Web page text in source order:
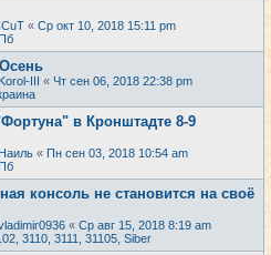
ICuT « Ср окт 10, 2018 15:11 pm
Korol-III « Чт сен 06, 2018 22:38 pm
в Кронштадте 8-9
Наиль « Пн сен 03, 2018 10:54 am
консоль не становится на своё
« Ср авг 15, 2018 8:19 am
3110, 3111, 31105, Siber